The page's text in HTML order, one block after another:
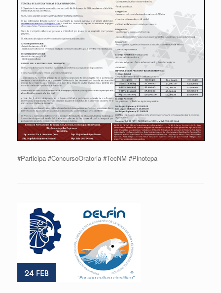
#Participa #ConcursoOratoria #TecNM #Pinotepa